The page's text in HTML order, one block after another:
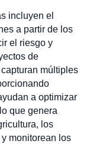
incluyen el
a partir de los
el riesgo y
de
múltiples
a optimizar
que genera
los
monitorean los